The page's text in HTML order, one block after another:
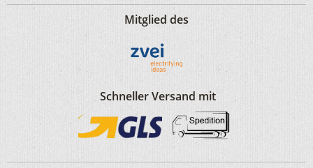
Mitglied des
Schneller Versand mit